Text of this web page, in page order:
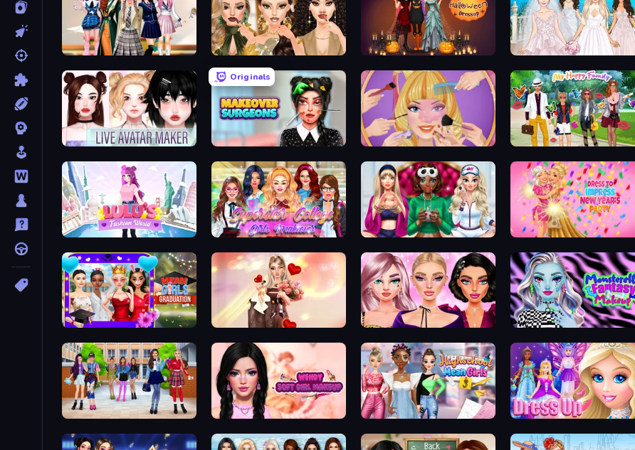
Back To School: Uniforms Edition Autumn Glam Gala K-Pop Halloween Dress Up Model Wedding
Live Avatar Maker: Girls
Originals
Makeover Surgeons Extreme Makeover Superstar Family Dress Up
Lulu's Fashion World Superstar College Girls Makeover BFFs Luxury Loungewear Dress To Impress: New Year's Party
Mean Girls Graduation Day GRWM Date Night New Year Makeup Trends Monsterella Fantasy Makeup
High School BFFs: Girls Team Wendy Soft Girl Makeup Highschool Mean Girls 3 Princess Dress Up